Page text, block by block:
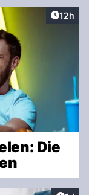
Artikel
12h
Die